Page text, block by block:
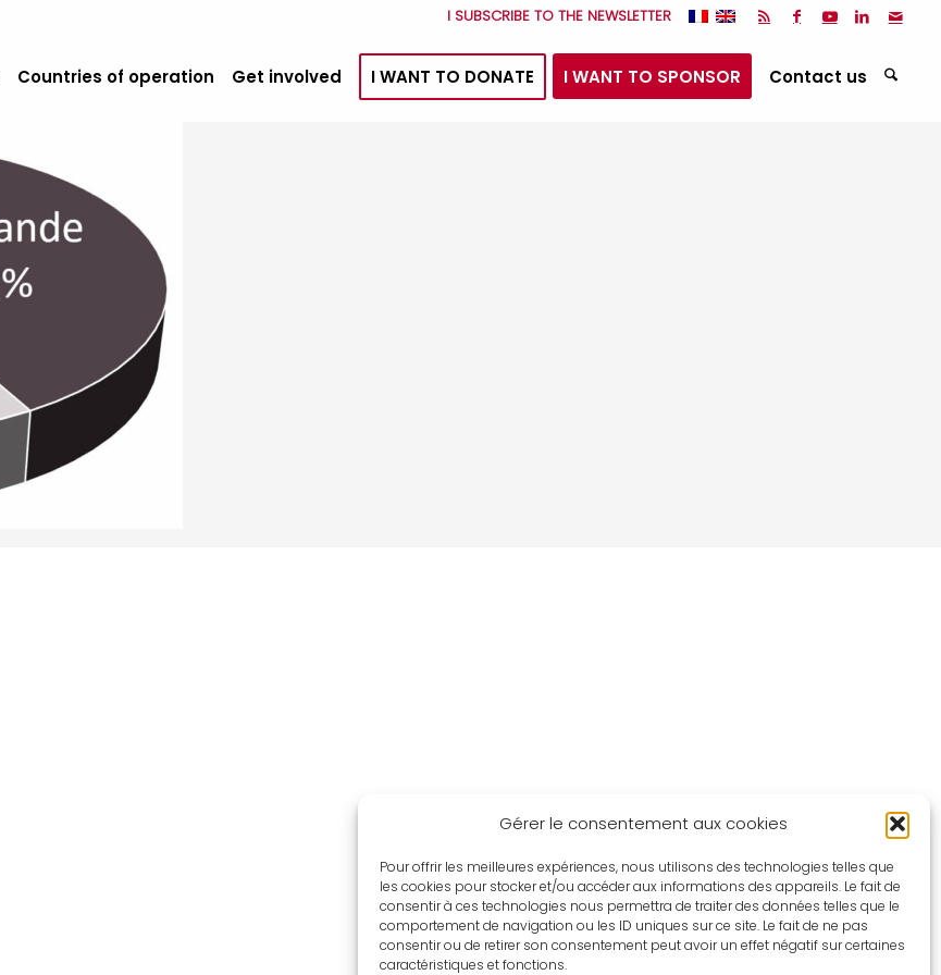
Gérer le consentement aux cookies
Pour offrir les meilleures expériences, nous utilisons des technologies telles que
les cookies pour stocker et/ou accéder aux informations des appareils. Le fait de
consentir à ces technologies nous permettra de traiter des données telles que le
comportement de navigation ou les ID uniques sur ce site. Le fait de ne pas
consentir ou de retirer son consentement peut avoir un effet négatif sur certaines
caractéristiques et fonctions.
I SUBSCRIBE TO THE NEWSLETTER
Countries of operation Get involved I WANT TO DONATE I WANT TO SPONSOR Contact us